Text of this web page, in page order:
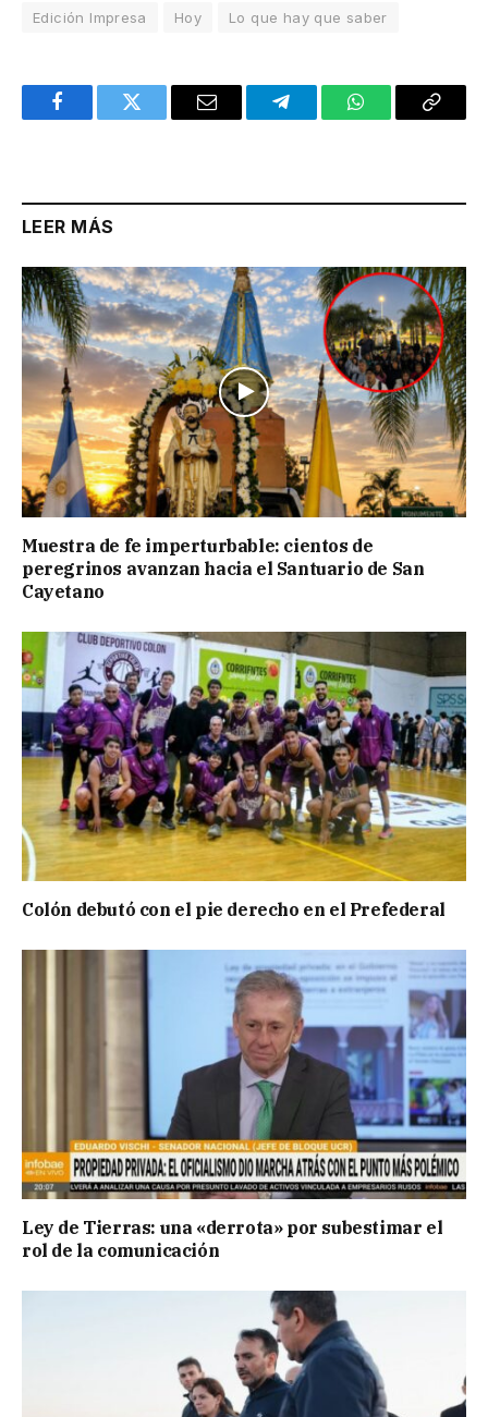
Edición Impresa Hoy Lo que hay que saber
FacebookTwitter Email TelegramWhatsAppCopy
LEER MÁS
Muestra de fe imperturbable: cientos de
peregrinos avanzan hacia el Santuario de San
Cayetano
Colón debutó con el pie derecho en el Prefederal
Ley de Tierras: una «derrota» por subestimar el
rol de la comunicación